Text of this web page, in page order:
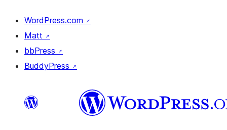
WordPress.com ↗
Matt ↗
bbPress ↗
BuddyPress ↗